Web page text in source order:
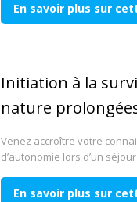
En savoir plus sur
Initiation à la
nature
Venez accroître votre
d’autonomie lors d’un
En savoir plus sur